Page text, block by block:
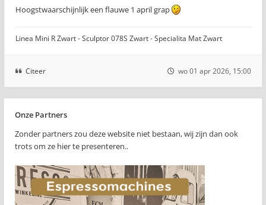
Hoogstwaarschijnlijk een flauwe 1 april grap
Linea Mini R Zwart - Sculptor 078S Zwart - Specialita Mat Zwart
Citeer wo 01 apr 2026, 15:00
Onze Partners
Zonder partners zou deze website niet bestaan, wij zijn dan ook
trots om ze hier te presenteren..